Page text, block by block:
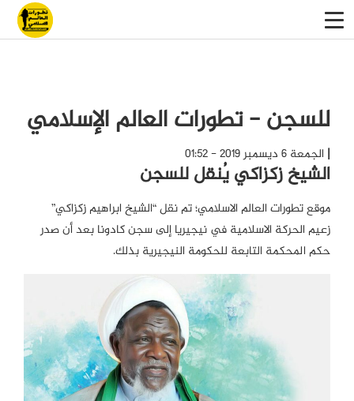
للسجن - تطورات العالم الإسلامي
الجمعة 6 ديسمبر 2019 - 01:52
الشيخ زكزاكي يُنقل للسجن
موقع تطورات العالم الاسلامي؛ تم نقل “الشيخ ابراهيم زكزاكي”
زعيم الحركة الاسلامية في نيجيريا إلى سجن كادونا بعد أن صدر
حكم المحكمة التابعة للحكومة النيجيرية بذلك.